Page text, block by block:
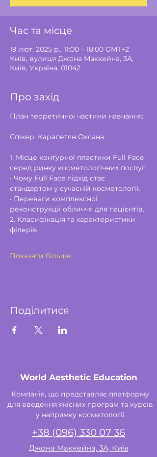
Час та місце
19 лют. 2025 р., 11:00 – 18:00 GMT+2
Київ, вулиця Джона Маккейна, 3А,
Київ, Україна, 01042
Про захід
План теоретичної частини навчання:
Спікер: Карапетян Оксана
1. Місце контурної пластики Full Face
серед ринку косметологічних послуг
• Чому Full Face підхід стає
стандартом у сучасній косметології.
• Переваги комплексної
реконструкції обличчя для пацієнтів.
2. Класифікація та характеристики
філерів
Показати більше
Поділитися
World Aesthetic Education
Компанія, що представляє платформу
для введення якісних програм та курсів
у напрямку косметології
+38 (096) 330 07 36
Джона Маккейна, 3А, Київ